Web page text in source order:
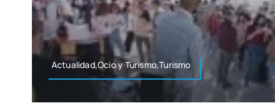
Actualidad,Ocio y Turismo,Turismo